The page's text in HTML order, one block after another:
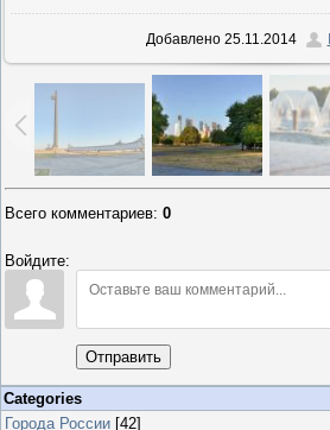
Добавлено25.11.2014
Всего комментариев: 0
Войдите:
Отправить
Categories
Города России [42]